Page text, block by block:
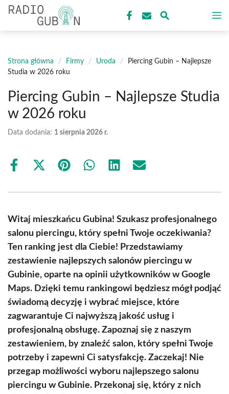
Przejdź
treści
Strona główna / Firmy / Uroda /
Piercing Gubin – Najlepsze
Studia w 2026 roku
Piercing Gubin – Najlepsze Studia
w 2026 roku
Data dodania: 1 sierpnia 2026 r.
Share
Share
(Twitter)
Share Share Share Share
Witaj mieszkańcu Gubina! Szukasz profesjonalnego
salonu piercingu, który spełni Twoje oczekiwania?
Ten ranking jest dla Ciebie! Przedstawiamy
zestawienie najlepszych salonów piercingu w
Gubinie, oparte na opinii użytkowników w Google
Maps. Dzięki temu rankingowi będziesz mógł podjąć
świadomą decyzję i wybrać miejsce, które
zagwarantuje Ci najwyższą jakość usług i
profesjonalną obsługę. Zapoznaj się z naszym
zestawieniem, by znaleźć salon, który spełni Twoje
potrzeby i zapewni Ci satysfakcję. Zaczekaj! Nie
przegap możliwości wyboru najlepszego salonu
piercingu w Gubinie. Przekonaj się, który z nich